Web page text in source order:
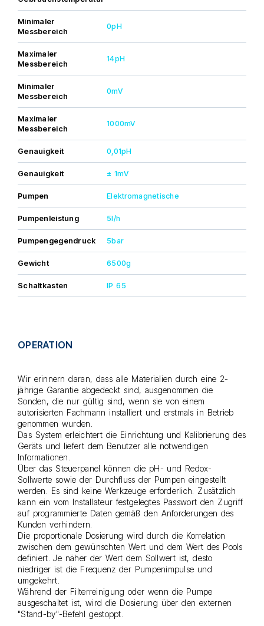
Minimaler
Messbereich
0pH
Maximaler
Messbereich
14pH
Minimaler
Messbereich
0mV
Maximaler
Messbereich
1000mV
Genauigkeit 0,01pH
Genauigkeit ± 1mV
Pumpen Elektromagnetische
Pumpenleistung 5l/h
Pumpengegendruck 5bar
Gewicht 6500g
Schaltkasten IP 65
OPERATION
Wir erinnern daran, dass alle Materialien durch eine 2-
jährige Garantie abgedeckt sind, ausgenommen die
Sonden, die nur gültig sind, wenn sie von einem
autorisierten Fachmann installiert und erstmals in Betrieb
genommen wurden.
Das System erleichtert die Einrichtung und Kalibrierung des
Geräts und liefert dem Benutzer alle notwendigen
Informationen.
Über das Steuerpanel können die pH- und Redox-
Sollwerte sowie der Durchfluss der Pumpen eingestellt
werden. Es sind keine Werkzeuge erforderlich. Zusätzlich
kann ein vom Installateur festgelegtes Passwort den Zugriff
auf programmierte Daten gemäß den Anforderungen des
Kunden verhindern.
Die proportionale Dosierung wird durch die Korrelation
zwischen dem gewünschten Wert und dem Wert des Pools
definiert. Je näher der Wert dem Sollwert ist, desto
niedriger ist die Frequenz der Pumpenimpulse und
umgekehrt.
Während der Filterreinigung oder wenn die Pumpe
ausgeschaltet ist, wird die Dosierung über den externen
"Stand-by"-Befehl gestoppt.